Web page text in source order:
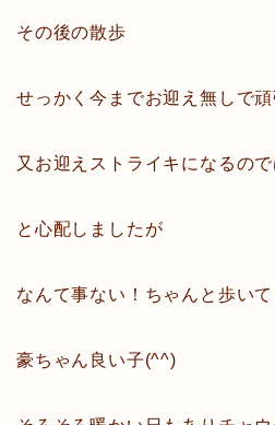
その後の散歩
せっかく今までお迎え無しで
又お迎えストライキになるので
と心配しましたが
なんて事ない！ちゃんと歩いて
豪ちゃん良い子(^^)